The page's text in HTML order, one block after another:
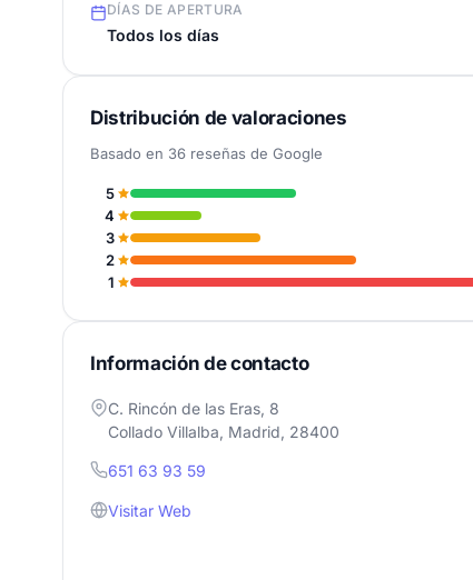
DÍAS DE APERTURA
Todos los días
Distribución de valoraciones
Basado en 36 reseñas de Google
5
4
3
2
1
Información de contacto
C. Rincón de las Eras, 8
Collado Villalba, Madrid, 28400
651 63 93 59
Visitar Web